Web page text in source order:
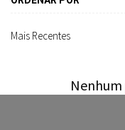
Mais Recentes